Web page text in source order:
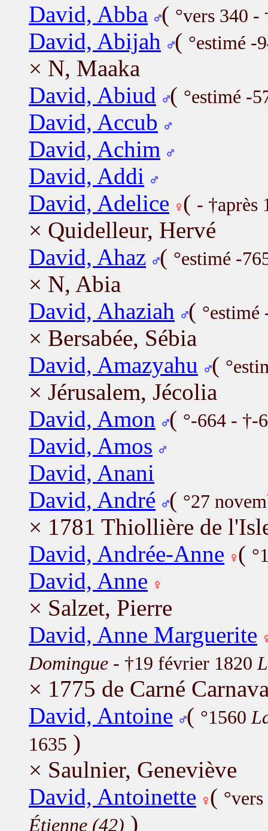
David, Abba ( °vers 340 -
David, Abijah ( °estimé -
× N, Maaka
David, Abiud
( °estimé -
David, Accub
David, Achim
David, Addi
David, Adelice ( - †après
× Quidelleur, Hervé
David, Ahaz ( °estimé -
× N, Abia
David, Ahaziah
( °estimé
× Bersabée, Sébia
David, Amazyahu
(
× Jérusalem, Jécolia
David, Amon
( °-664 - †-
David, Amos
David, Anani
David, André ( °27
× 1781 Thiollière de
David, Andrée-Anne (
David, Anne
× Salzet, Pierre
David, Anne Marguerite
Domingue - †19 février 1820
× 1775 de Carné
David, Antoine ( °1560
1635 )
× Saulnier, Geneviève
David, Antoinette (
Étienne (42) )